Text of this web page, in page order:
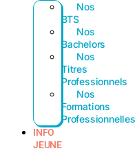
Nos
BTS
Nos
Bachelors
Nos
Titres
Professionnels
Nos
Formations
Professionnelles
INFO
JEUNE